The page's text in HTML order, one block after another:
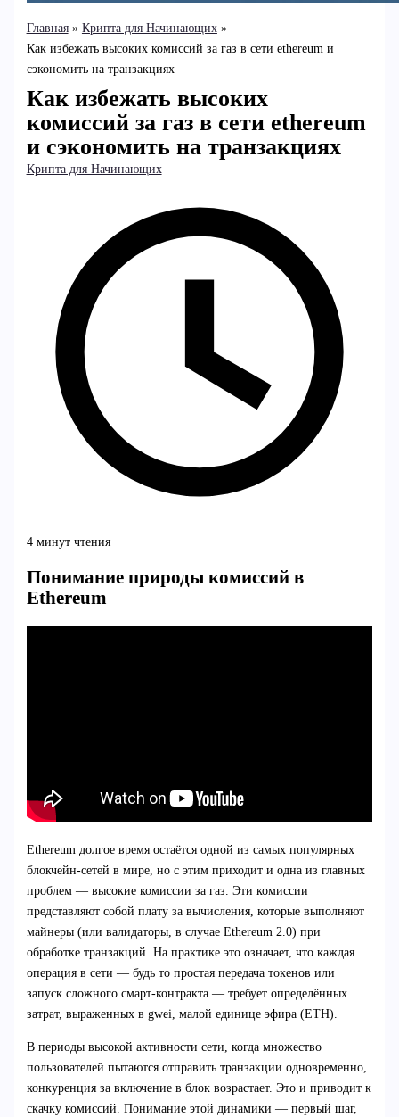
Главная
Крипта для Начинающих
Как избежать высоких комиссий за газ в сети ethereum и
сэкономить на транзакциях
Как избежать высоких
комиссий за газ в сети ethereum
и сэкономить на транзакциях
Крипта для Начинающих
4 минут чтения
Понимание природы комиссий в
Ethereum
Ethereum долгое время остаётся одной из самых популярных
блокчейн-сетей в мире, но с этим приходит и одна из главных
проблем — высокие комиссии за газ. Эти комиссии
представляют собой плату за вычисления, которые выполняют
майнеры (или валидаторы, в случае Ethereum 2.0) при
обработке транзакций. На практике это означает, что каждая
операция в сети — будь то простая передача токенов или
запуск сложного смарт-контракта — требует определённых
затрат, выраженных в gwei, малой единице эфира (ETH).
В периоды высокой активности сети, когда множество
пользователей пытаются отправить транзакции одновременно,
конкуренция за включение в блок возрастает. Это и приводит к
скачку комиссий. Понимание этой динамики — первый шаг,